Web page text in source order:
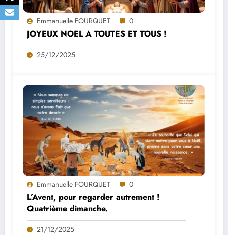
Emmanuelle FOURQUET 0
JOYEUX NOEL A TOUTES ET TOUS !
25/12/2025
Emmanuelle FOURQUET 0
L’Avent, pour regarder autrement !
Quatrième dimanche.
21/12/2025